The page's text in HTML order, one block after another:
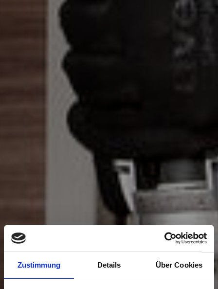
Zustimmung Details Über Cookies